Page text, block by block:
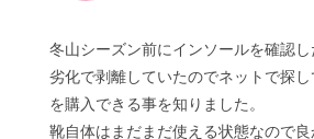
冬山シーズン前にインソールを確認し
劣化で剥離していたのでネットで探
を購入できる事を知りました。
靴自体はまだまだ使える状態なので